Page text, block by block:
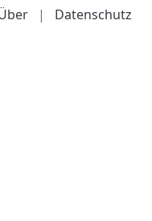
| Datenschutz